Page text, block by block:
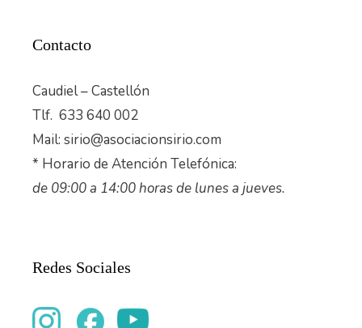
Contacto
Caudiel – Castellón
Tlf. 633 640 002
Mail: sirio@asociacionsirio.com
* Horario de Atención Telefónica:
de 09:00 a 14:00 horas de lunes a jueves.
Redes Sociales